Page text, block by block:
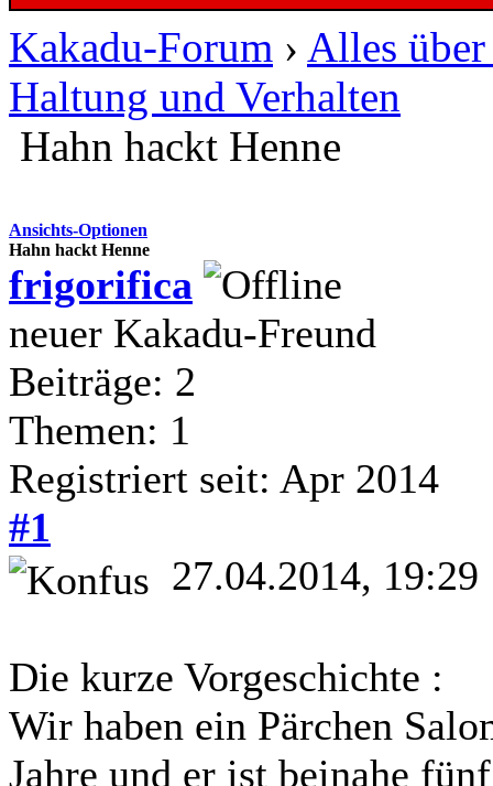
Kakadu-Forum › Alles
Haltung und Verhalten
Hahn hackt Henne
Ansichts-Optionen
Hahn hackt Henne
frigorifica
neuer Kakadu-Freund
Beiträge: 2
Themen: 1
Registriert seit: Apr 2014
#1
27.04.2014, 19:29
Die kurze Vorgeschichte :
Wir haben ein Pärchen
Jahre und er ist beinahe